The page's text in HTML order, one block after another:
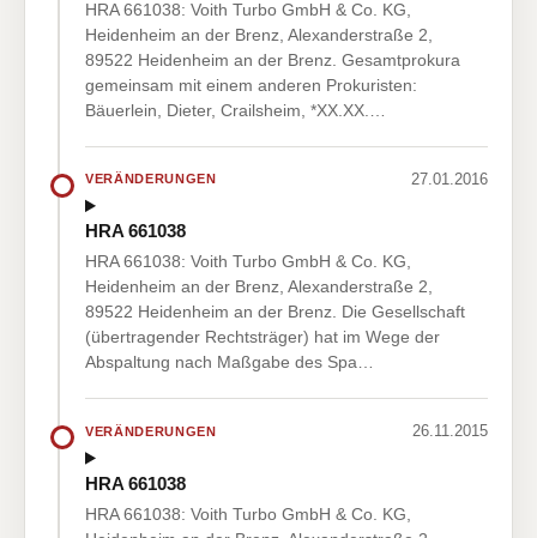
HRA 661038: Voith Turbo GmbH & Co. KG,
Heidenheim an der Brenz, Alexanderstraße 2,
89522 Heidenheim an der Brenz. Gesamtprokura
gemeinsam mit einem anderen Prokuristen:
Bäuerlein, Dieter, Crailsheim, *XX.XX.…
VERÄNDERUNGEN 27.01.2016
HRA 661038
HRA 661038: Voith Turbo GmbH & Co. KG,
Heidenheim an der Brenz, Alexanderstraße 2,
89522 Heidenheim an der Brenz. Die Gesellschaft
(übertragender Rechtsträger) hat im Wege der
Abspaltung nach Maßgabe des Spa…
VERÄNDERUNGEN 26.11.2015
HRA 661038
HRA 661038: Voith Turbo GmbH & Co. KG,